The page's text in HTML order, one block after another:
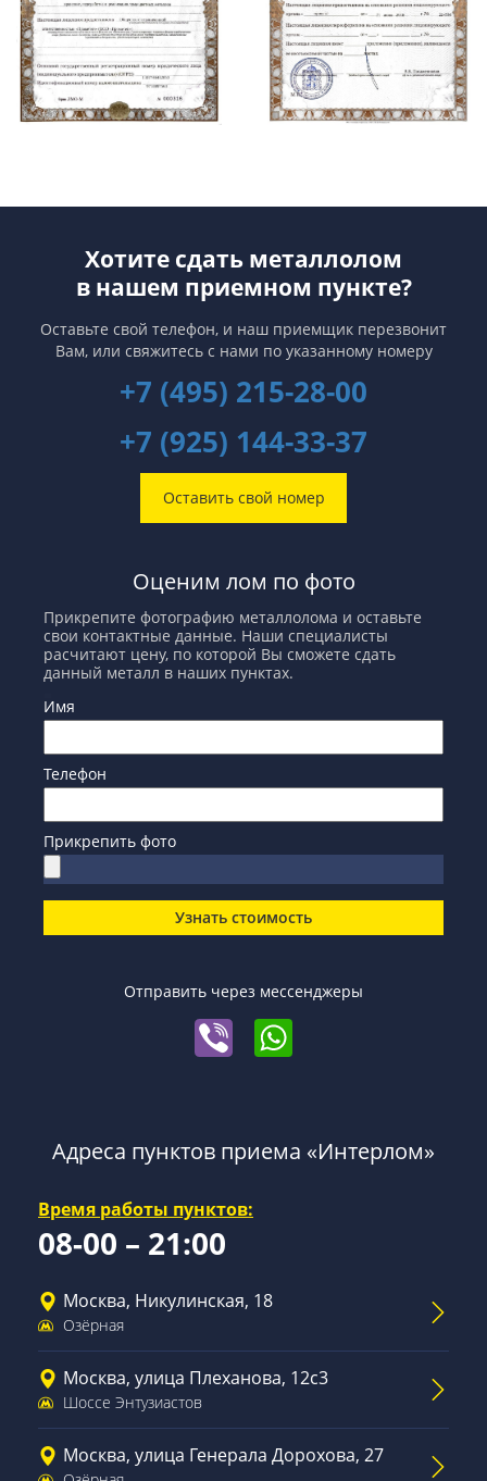
Хотите сдать металлолом
в нашем приемном пункте?
Оставьте свой телефон, и наш приемщик перезвонит
Вам, или свяжитесь с нами по указанному номеру
+7 (495) 215-28-00
+7 (925) 144-33-37
Оставить свой номер
Оценим лом по фото
Прикрепите фотографию металлолома и оставьте
свои контактные данные. Наши специалисты
расчитают цену, по которой Вы сможете сдать
данный металл в наших пунктах.
Имя
Телефон
Прикрепить фото
Узнать стоимость
Отправить через мессенджеры
Адреса пунктов приема «Интерлом»
Время работы пунктов:
08-00 – 21:00
Москва, Никулинская, 18
Озёрная
Москва, улица Плеханова, 12с3
Шоссе Энтузиастов
Москва, улица Генерала Дорохова, 27